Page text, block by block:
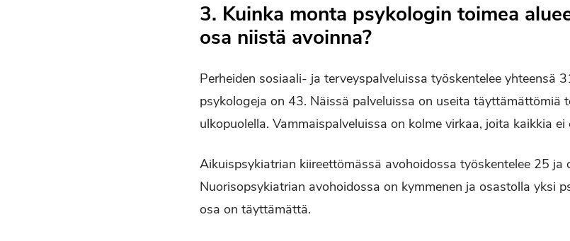
3. Kuinka monta psykologin toimea
osa niistä avoinna?
Perheiden sosiaali- ja terveyspalveluissa työskentelee yhteensä
psykologeja on 43. Näissä palveluissa on useita täyttämättömiä
ulkopuolella. Vammaispalveluissa on kolme virkaa, joita kaikkia ei
Aikuispsykiatrian kiireettömässä avohoidossa työskentelee 25 ja
Nuorisopsykiatrian avohoidossa on kymmenen ja osastolla yksi
osa on täyttämättä.